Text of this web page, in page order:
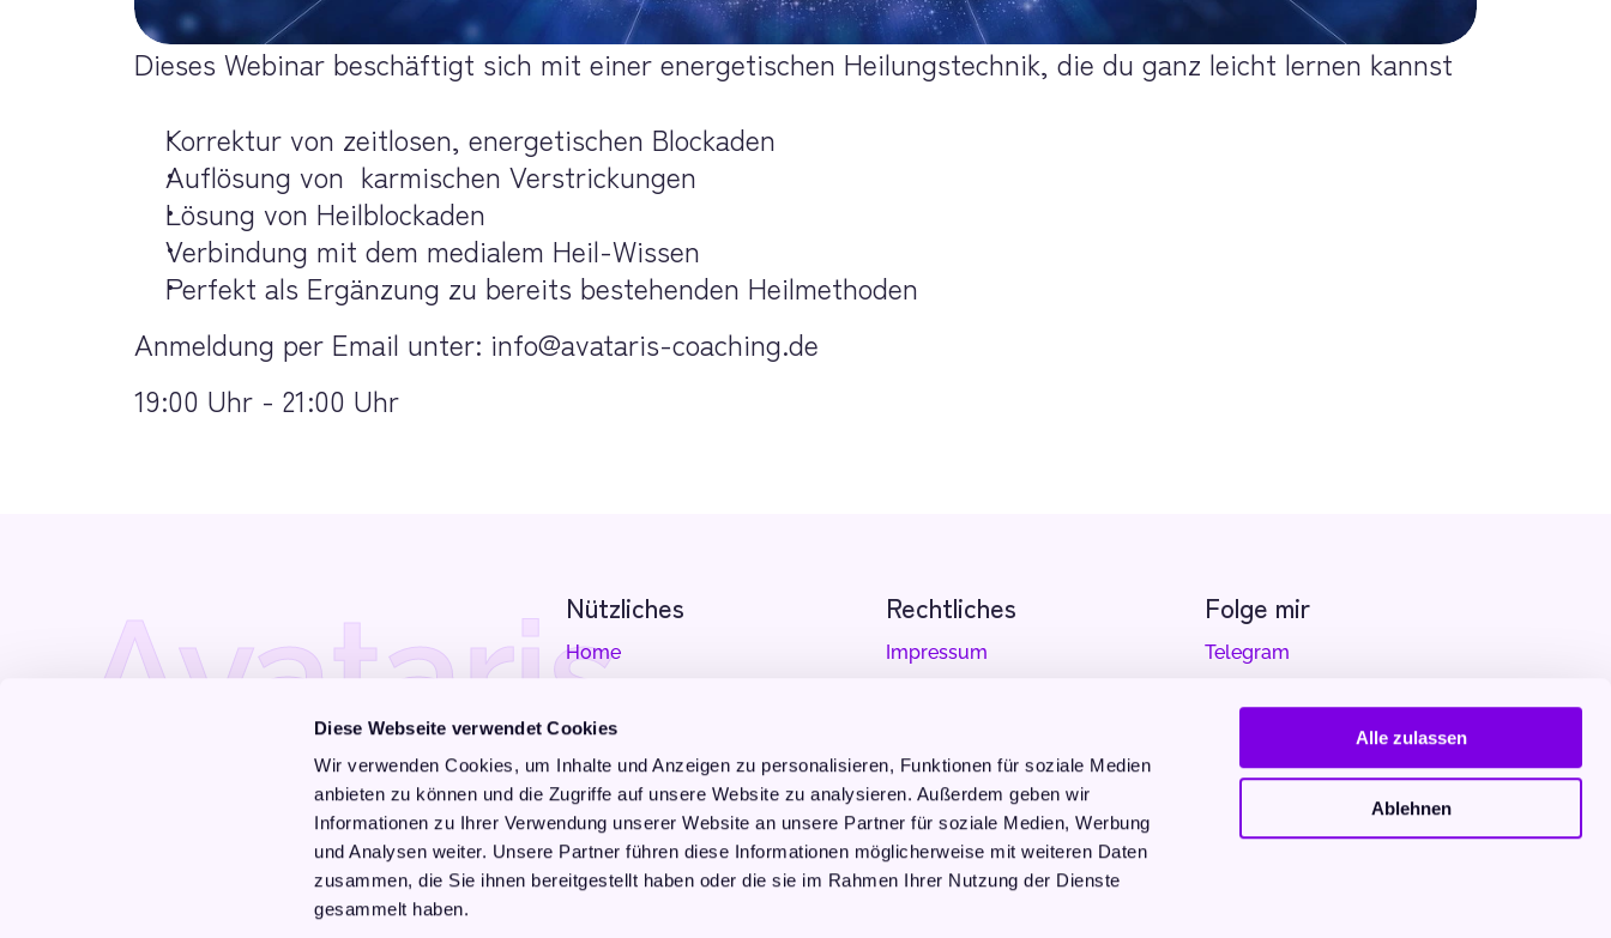
Diese Webseite verwendet Cookies
Wir verwenden Cookies, um Inhalte und Anzeigen zu personalisieren, Funktionen für soziale Medien
anbieten zu können und die Zugriffe auf unsere Website zu analysieren. Außerdem geben wir
Informationen zu Ihrer Verwendung unserer Website an unsere Partner für soziale Medien, Werbung
und Analysen weiter. Unsere Partner führen diese Informationen möglicherweise mit weiteren Daten
zusammen, die Sie ihnen bereitgestellt haben oder die sie im Rahmen Ihrer Nutzung der Dienste
gesammelt haben.
Alle zulassen
Ablehnen
Dieses Webinar beschäftigt sich mit einer energetischen Heilungstechnik, die du ganz leicht lernen kannst
Korrektur von zeitlosen, energetischen Blockaden
Auflösung von  karmischen Verstrickungen
Lösung von Heilblockaden
Verbindung mit dem medialem Heil-Wissen
Perfekt als Ergänzung zu bereits bestehenden Heilmethoden
Anmeldung per Email unter: info@avataris-coaching.de
19:00 Uhr - 21:00 Uhr
Avataris
Lebe im Einklang mit deiner Seele
Nützliches
Home
Reisen
Bücher
Kontakt
Rechtliches
Impressum
AGBs
Folge mir
Telegram
Amazon Music